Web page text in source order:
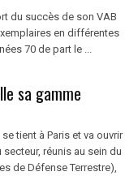
du succès de son VAB
en différentes
70 de part le ...
sa gamme
tient à Paris et va ouvrir
réunis au sein du
de Défense Terrestre),